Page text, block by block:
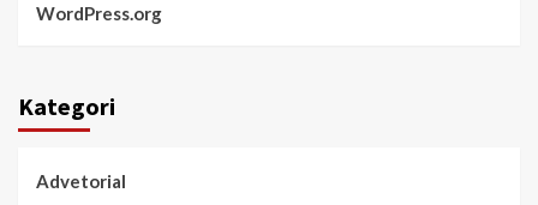
WordPress.org
Kategori
Advetorial